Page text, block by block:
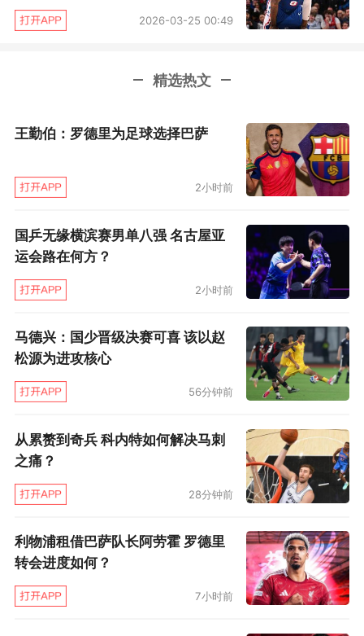
同时，NBA季后赛历史上的13次1比3落后翻盘，
有2次来自这两队之间。
1968年，绿军1比3落后76人，最终翻盘。
1981年，绿军1比3落后76人，最终翻盘。
另外在1982年，76人3比1领先，被绿军追到抢
翻盘。
眼下，76人在这一轮一度1比3落后，现在他们将
2026-03-25 00:49
精选热文
王勤伯：罗德里为足球选择巴萨
2小时前
国乒无缘横滨赛男单八强 名古屋亚
运会路在何方？
2小时前
马德兴：国少晋级决赛可喜 该以赵
松源为进攻核心
56分钟前
从累赘到奇兵 科内特如何解决马刺
之痛？
28分钟前
利物浦租借巴萨队长阿劳霍 罗德里
转会进度如何？
7小时前